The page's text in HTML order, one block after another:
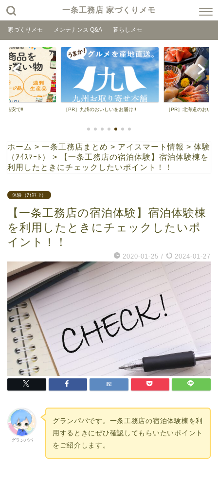
一条工務店 家づくりメモ
家づくりメモ メンテナンス Q&A 暮らしメモ
格安で‼ ［PR］九州のおいしいをお届け!! ［PR］北海道のおい
ホーム > 一条工務店まとめ > アイスマート情報 > 体験
（ｱｲｽﾏｰﾄ）
>
【一条工務店の宿泊体験】宿泊体験棟を
利用したときにチェックしたいポイント！！
体験（ｱｲｽﾏｰﾄ）
【一条工務店の宿泊体験】宿泊体験棟
を利用したときにチェックしたいポ
イント！！
2020-01-25 / 2024-01-27
グランパパ
グランパパです。一条工務店の宿泊体験棟を利
用するときにぜひ確認してもらいたいポイント
をご紹介します。